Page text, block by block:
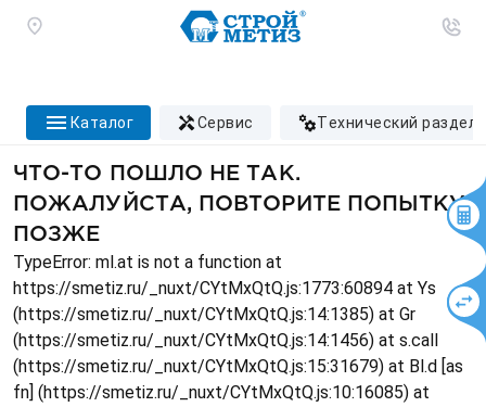
каталог сервис технический раздел
ЧТО-ТО ПОШЛО НЕ ТАК.
ПОЖАЛУЙСТА, ПОВТОРИТЕ ПОПЫТКУ
ПОЗЖЕ
TypeError: ml.at is not a function at
https://smetiz.ru/_nuxt/CYtMxQtQ.js:1773:60894 at Ys
(https://smetiz.ru/_nuxt/CYtMxQtQ.js:14:1385) at Gr
(https://smetiz.ru/_nuxt/CYtMxQtQ.js:14:1456) at s.call
(https://smetiz.ru/_nuxt/CYtMxQtQ.js:15:31679) at Bl.d [as
fn] (https://smetiz.ru/_nuxt/CYtMxQtQ.js:10:16085) at